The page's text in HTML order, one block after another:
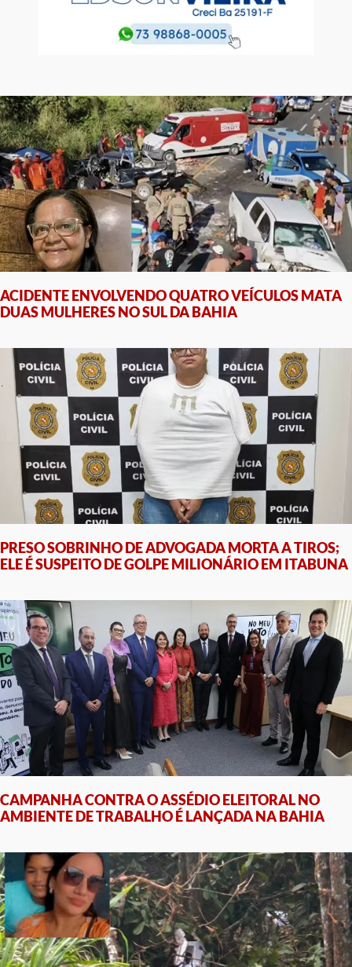
ACIDENTE ENVOLVENDO QUATRO VEÍCULOS MATA
DUAS MULHERES NO SUL DA BAHIA
PRESO SOBRINHO DE ADVOGADA MORTA A TIROS;
ELE É SUSPEITO DE GOLPE MILIONÁRIO EM ITABUNA
CAMPANHA CONTRA O ASSÉDIO ELEITORAL NO
AMBIENTE DE TRABALHO É LANÇADA NA BAHIA